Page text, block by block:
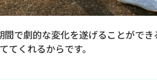
で劇的な変化を遂げることがで
てくれるからです。